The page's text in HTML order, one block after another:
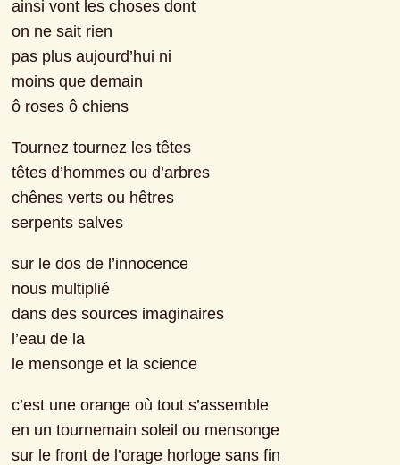
ainsi vont les choses dont
on ne sait rien
pas plus aujourd’hui ni
moins que demain
ô roses ô chiens
Tournez tournez les têtes
têtes d’hommes ou d’arbres
chênes verts ou hêtres
serpents salves
sur le dos de l’innocence
nous multiplié
dans des sources imaginaires
l’eau de la
le mensonge et la science
c’est une orange où tout s’assemble
en un tournemain soleil ou mensonge
sur le front de l’orage horloge sans fin